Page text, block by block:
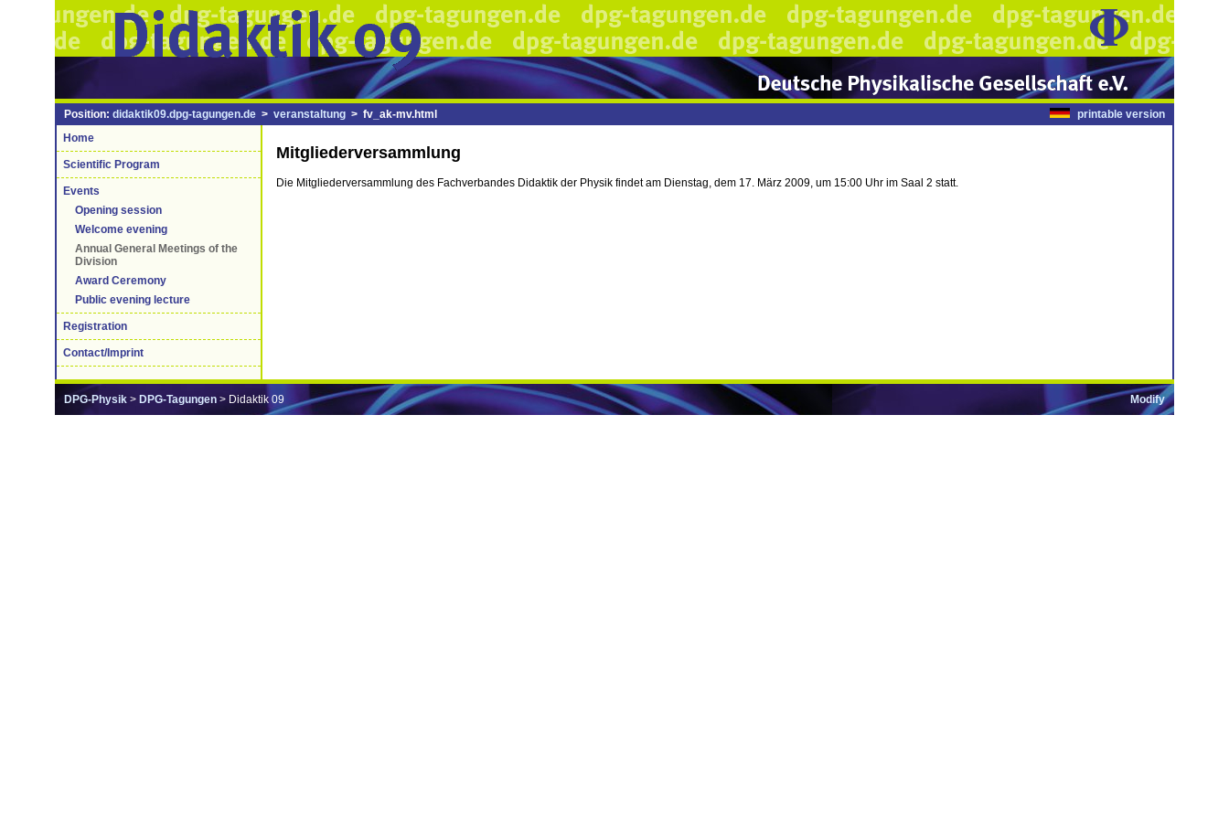
printable version
Position: didaktik09.dpg-tagungen.de > veranstaltung > fv_ak-mv.html
Home
Scientific Program
Events
Opening session
Welcome evening
Annual General Meetings of the
Division
Award Ceremony
Public evening lecture
Registration
Contact/Imprint
Mitgliederversammlung
Die Mitgliederversammlung des Fachverbandes Didaktik der Physik findet am Dienstag, dem 17. März 2009, um 15:00 Uhr im Saal 2 statt.
Modify
DPG-Physik > DPG-Tagungen > Didaktik 09